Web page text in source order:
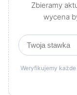
Zbieramy
wycena
Weryfikujemy